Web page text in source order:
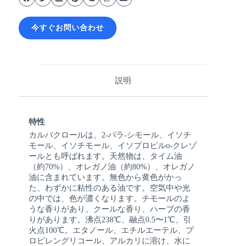
今すぐお問い合わせ
説明
特性
カルバクロールは、2-パラ-シモール、イソチ
モール、イソチモール、イソプロピルo-クレゾ
ールとも呼ばれます。天然物は、タイム油
（約70%）、オレガノ油（約80%）、オレガノ
油に含まれています。無色から黄色がかっ
た、わずかに粘性のある油です。空気中や光
の中では、色が濃くなります。チモールのよ
うな香りがあり、クールな香り、ハーブの香
りがあります。沸点238℃、融点0.5〜1℃、引
火点100℃。エタノール、エチルエーテル、プ
ロピレングリコール、アルカリに溶け、水に